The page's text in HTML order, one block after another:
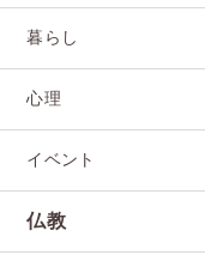
暮らし
心理
イベント
仏教